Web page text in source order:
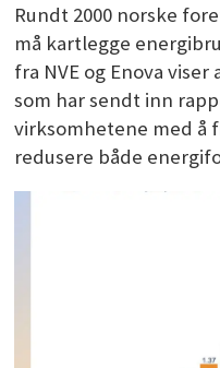
Rundt 2000 norske
må kartlegge
fra NVE og Enova
som har sendt inn
virksomhetene med å
redusere både